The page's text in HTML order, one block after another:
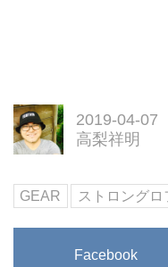
2019-04-07
高梨祥明
GEAR ストロングロ
Facebook